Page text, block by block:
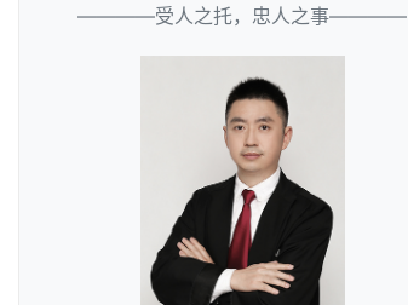
————受人之托，忠人之事————